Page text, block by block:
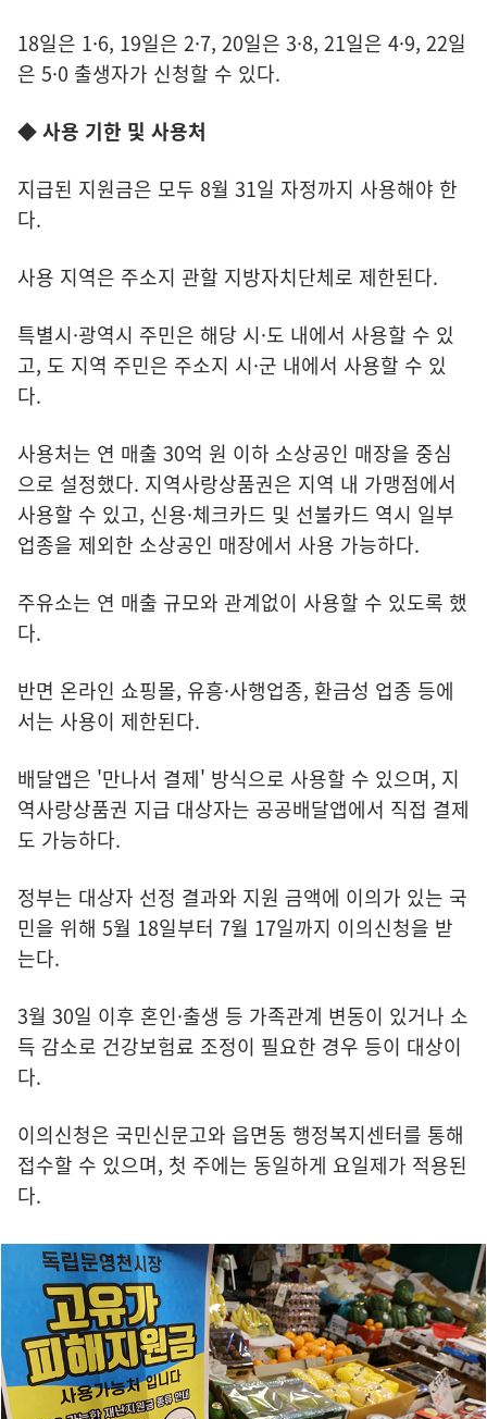
18일은 1·6, 19일은 2·7, 20일은 3·8, 21일은 4·9, 22일
은 5·0 출생자가 신청할 수 있다.
◆ 사용 기한 및 사용처
지급된 지원금은 모두 8월 31일 자정까지 사용해야 한
다.
사용 지역은 주소지 관할 지방자치단체로 제한된다.
특별시·광역시 주민은 해당 시·도 내에서 사용할 수 있
고, 도 지역 주민은 주소지 시·군 내에서 사용할 수 있
다.
사용처는 연 매출 30억 원 이하 소상공인 매장을 중심
으로 설정했다. 지역사랑상품권은 지역 내 가맹점에서
사용할 수 있고, 신용·체크카드 및 선불카드 역시 일부
업종을 제외한 소상공인 매장에서 사용 가능하다.
주유소는 연 매출 규모와 관계없이 사용할 수 있도록 했
다.
반면 온라인 쇼핑몰, 유흥·사행업종, 환금성 업종 등에
서는 사용이 제한된다.
배달앱은 '만나서 결제' 방식으로 사용할 수 있으며, 지
역사랑상품권 지급 대상자는 공공배달앱에서 직접 결제
도 가능하다.
정부는 대상자 선정 결과와 지원 금액에 이의가 있는 국
민을 위해 5월 18일부터 7월 17일까지 이의신청을 받
는다.
3월 30일 이후 혼인·출생 등 가족관계 변동이 있거나 소
득 감소로 건강보험료 조정이 필요한 경우 등이 대상이
다.
이의신청은 국민신문고와 읍면동 행정복지센터를 통해
접수할 수 있으며, 첫 주에는 동일하게 요일제가 적용된
다.